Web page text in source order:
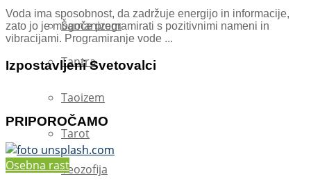
Šamanizem
Tantra
Taoizem
Tarot
Teozofija
Voda ima sposobnost, da zadržuje energijo in informacije,
zato jo je mogoče programirati s pozitivnimi nameni in
vibracijami. Programiranje vode ...
Izpostavljeni Svetovalci
PRIPOROČAMO
Osebna rast